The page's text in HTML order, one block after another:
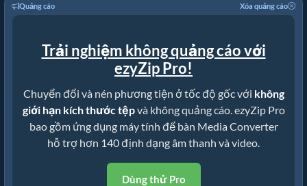
Quảng cáo Xóa quảng cáo
Trải nghiệm không quảng cáo với
ezyZip Pro!
Chuyển đổi và nén phương tiện ở tốc độ gốc với không
giới hạn kích thước tệpvà không quảng cáo. ezyZip Pro
bao gồm ứng dụng máy tính để bàn Media Converter
hỗ trợ hơn 140 định dạng âm thanh và video.
Dùng thử Pro